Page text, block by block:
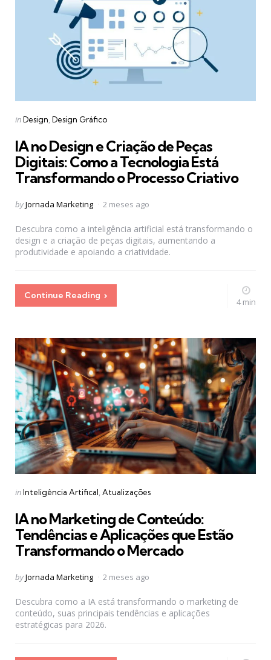
Categories
Posted
inDesign Design Gráfico
IA no Design e Criação de Peças
Digitais: Como a Tecnologia Está
Transformando o Processo Criativo
Posted
byJornada Marketing 2 meses ago
Descubra como a inteligência artificial está transformando o
design e a criação de peças digitais, aumentando a
produtividade e apoiando a criatividade.
Continue Reading
4 min
Categories
Posted
inInteligência Artifical Atualizações
IA no Marketing de Conteúdo:
Tendências e Aplicações que Estão
Transformando o Mercado
Posted
byJornada Marketing 2 meses ago
Descubra como a IA está transformando o marketing de
conteúdo, suas principais tendências e aplicações
estratégicas para 2026.